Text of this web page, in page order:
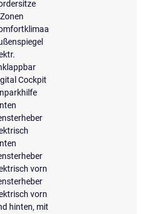
Cockpit
vorn
vorn
hinten, mit